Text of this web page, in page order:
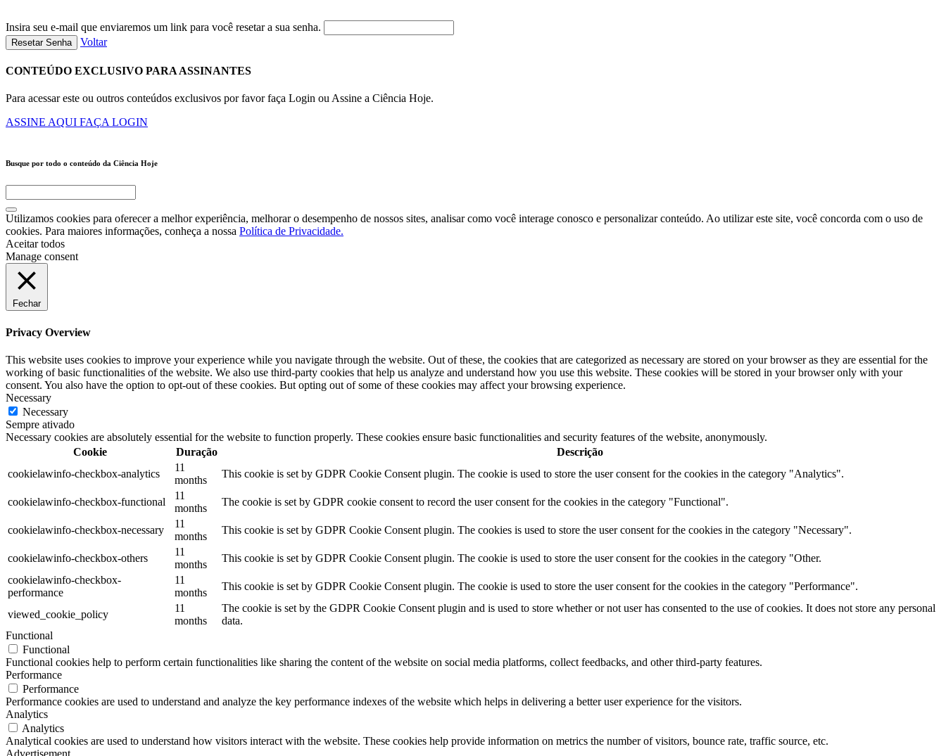
Insira seu e-mail que enviaremos um link para você resetar a sua senha.
Resetar Senha Voltar
CONTEÚDO EXCLUSIVO PARA ASSINANTES
Para acessar este ou outros conteúdos exclusivos por favor faça Login ou Assine a Ciência Hoje.
ASSINE AQUI FAÇA LOGIN
Busque por todo o conteúdo da Ciência Hoje
Utilizamos cookies para oferecer a melhor experiência, melhorar o desempenho de nossos sites, analisar como você interage conosco e personalizar conteúdo. Ao utilizar este site, você concorda com o uso de
cookies. Para maiores informações, conheça a nossa Política de Privacidade.
Aceitar todos
Manage consent
Fechar
Privacy Overview
This website uses cookies to improve your experience while you navigate through the website. Out of these, the cookies that are categorized as necessary are stored on your browser as they are essential for the
working of basic functionalities of the website. We also use third-party cookies that help us analyze and understand how you use this website. These cookies will be stored in your browser only with your
consent. You also have the option to opt-out of these cookies. But opting out of some of these cookies may affect your browsing experience.
Necessary
Necessary
Sempre ativado
Necessary cookies are absolutely essential for the website to function properly. These cookies ensure basic functionalities and security features of the website, anonymously.
Cookie
Duração
Descrição
cookielawinfo-checkbox-analytics
11
months
This cookie is set by GDPR Cookie Consent plugin. The cookie is used to store the user consent for the cookies in the category "Analytics".
cookielawinfo-checkbox-functional
11
months
The cookie is set by GDPR cookie consent to record the user consent for the cookies in the category "Functional".
cookielawinfo-checkbox-necessary
11
months
This cookie is set by GDPR Cookie Consent plugin. The cookies is used to store the user consent for the cookies in the category "Necessary".
cookielawinfo-checkbox-others
11
months
This cookie is set by GDPR Cookie Consent plugin. The cookie is used to store the user consent for the cookies in the category "Other.
cookielawinfo-checkbox-
performance
11
months
This cookie is set by GDPR Cookie Consent plugin. The cookie is used to store the user consent for the cookies in the category "Performance".
viewed_cookie_policy
11
months
The cookie is set by the GDPR Cookie Consent plugin and is used to store whether or not user has consented to the use of cookies. It does not store any personal
data.
Functional
Functional
Functional cookies help to perform certain functionalities like sharing the content of the website on social media platforms, collect feedbacks, and other third-party features.
Performance
Performance
Performance cookies are used to understand and analyze the key performance indexes of the website which helps in delivering a better user experience for the visitors.
Analytics
Analytics
Analytical cookies are used to understand how visitors interact with the website. These cookies help provide information on metrics the number of visitors, bounce rate, traffic source, etc.
Advertisement